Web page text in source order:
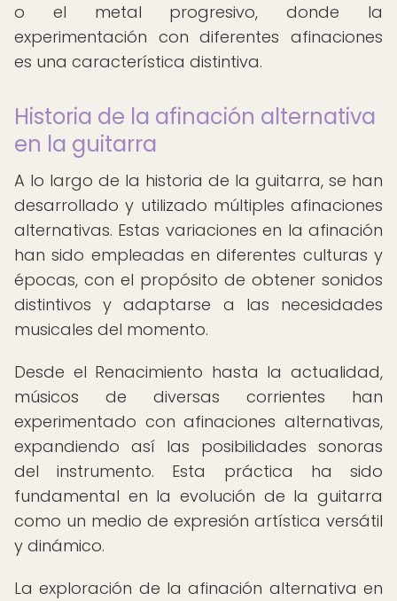
o el metal progresivo, donde la
experimentación con diferentes afinaciones
es una característica distintiva.
Historia de la afinación alternativa
en la guitarra
A lo largo de la historia de la guitarra, se han
desarrollado y utilizado múltiples afinaciones
alternativas. Estas variaciones en la afinación
han sido empleadas en diferentes culturas y
épocas, con el propósito de obtener sonidos
distintivos y adaptarse a las necesidades
musicales del momento.
Desde el Renacimiento hasta la actualidad,
músicos de diversas corrientes han
experimentado con afinaciones alternativas,
expandiendo así las posibilidades sonoras
del instrumento. Esta práctica ha sido
fundamental en la evolución de la guitarra
como un medio de expresión artística versátil
y dinámico.
La exploración de la afinación alternativa en